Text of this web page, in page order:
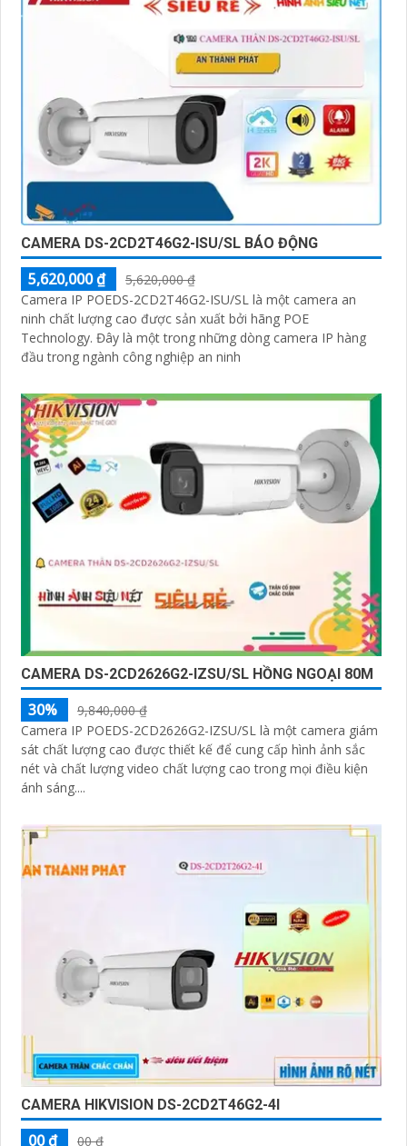
CAMERA DS-2CD2T46G2-ISU/SL BÁO ĐỘNG
5,620,000 ₫
5,620,000 ₫
Camera IP POEDS-2CD2T46G2-ISU/SL là một camera an
ninh chất lượng cao được sản xuất bởi hãng POE
Technology. Đây là một trong những dòng camera IP hàng
đầu trong ngành công nghiệp an ninh
CAMERA DS-2CD2626G2-IZSU/SL HỒNG NGOẠI 80M
30%
9,840,000 ₫
Camera IP POEDS-2CD2626G2-IZSU/SL là một camera giám
sát chất lượng cao được thiết kế để cung cấp hình ảnh sắc
nét và chất lượng video chất lượng cao trong mọi điều kiện
ánh sáng....
CAMERA HIKVISION DS-2CD2T46G2-4I
00 ₫
00 ₫